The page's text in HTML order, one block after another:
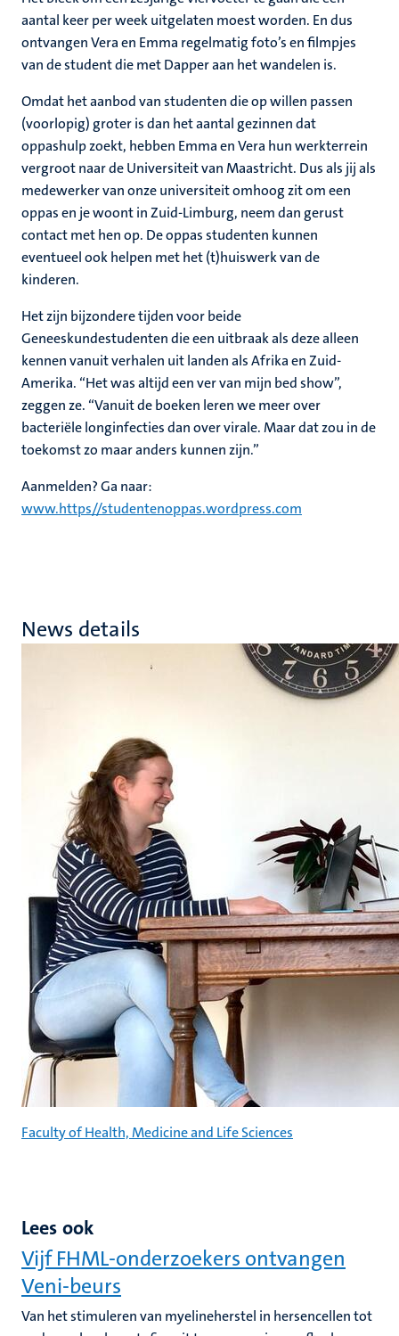
aantal keer per week uitgelaten moest worden. En dus
ontvangen Vera en Emma regelmatig foto’s en filmpjes
van de student die met Dapper aan het wandelen is.
Omdat het aanbod van studenten die op willen passen
(voorlopig) groter is dan het aantal gezinnen dat
oppashulp zoekt, hebben Emma en Vera hun werkterrein
vergroot naar de Universiteit van Maastricht. Dus als jij als
medewerker van onze universiteit omhoog zit om een
oppas en je woont in Zuid-Limburg, neem dan gerust
contact met hen op. De oppas studenten kunnen
eventueel ook helpen met het (t)huiswerk van de
kinderen.
Het zijn bijzondere tijden voor beide
Geneeskundestudenten die een uitbraak als deze alleen
kennen vanuit verhalen uit landen als Afrika en Zuid-
Amerika. “Het was altijd een ver van mijn bed show”,
zeggen ze. “Vanuit de boeken leren we meer over
bacteriële longinfecties dan over virale. Maar dat zou in de
toekomst zo maar anders kunnen zijn.”
Aanmelden? Ga naar:
www.https//studentenoppas.wordpress.com
News details
Faculty of Health, Medicine and Life Sciences
Lees ook
Vijf FHML-onderzoekers ontvangen
Veni-beurs
Van het stimuleren van myelineherstel in hersencellen tot